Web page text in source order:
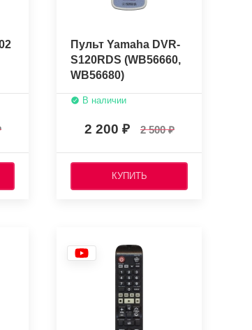
Пульт Yamaha DVR-
S120RDS (WB56660,
WB56680)
(оригинальный)
В наличии
2 200 2 500
КУПИТЬ